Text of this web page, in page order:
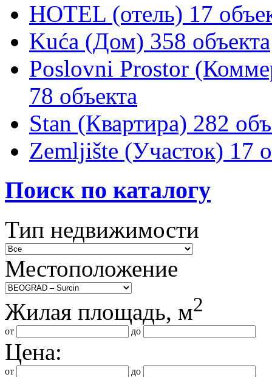
HOTEL (отель) 17
Kuća (Дом) 358 объекта
Poslovni Prostor
78 объекта
Stan (Квартира) 282
Zemljište (Участок) 17
Поиск по каталогу
Тип недвижимости
Местоположение
Жилая площадь, м2
от до
Цена:
от до